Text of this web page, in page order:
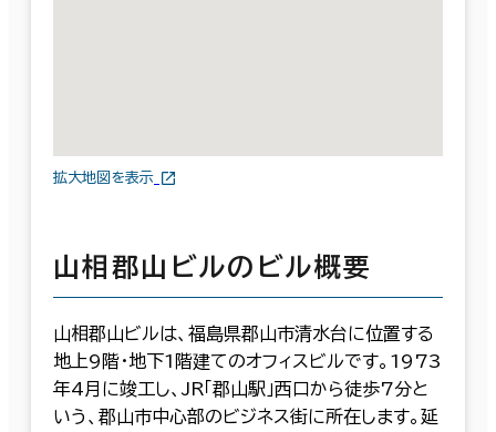
拡大地図を表示
山相郡山ビルのビル概要
山相郡山ビルは、福島県郡山市清水台に位置する
地上9階・地下1階建てのオフィスビルです。1973
年4月に竣工し、JR「郡山駅」西口から徒歩7分と
いう、郡山市中心部のビジネス街に所在します。延